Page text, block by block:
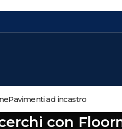
Pavimenti ad incastro
con